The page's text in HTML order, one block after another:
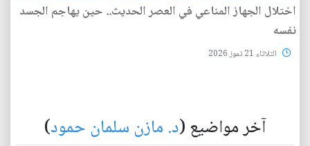
اختلال الجهاز المناعي في العصر الحديث.. حين يهاجم الجسد
نفسه
الثلاثاء 21 تموز 2026
آخر مواضيع (د. مازن سلمان حمود)